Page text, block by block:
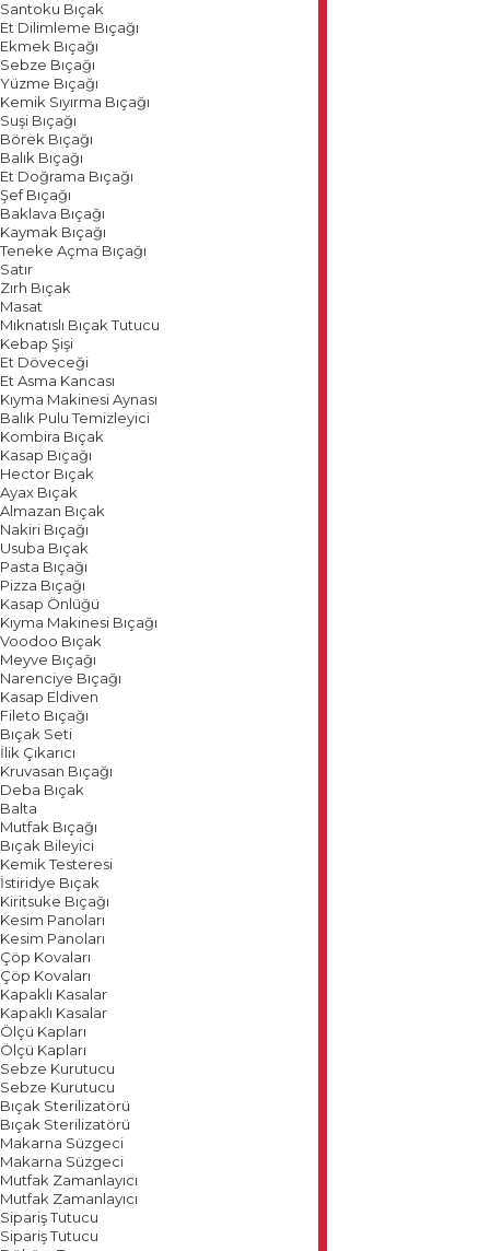
Santoku Bıçak
Et Dilimleme Bıçağı
Ekmek Bıçağı
Sebze Bıçağı
Yüzme Bıçağı
Kemik Sıyırma Bıçağı
Suşi Bıçağı
Börek Bıçağı
Balık Bıçağı
Et Doğrama Bıçağı
Şef Bıçağı
Baklava Bıçağı
Kaymak Bıçağı
Teneke Açma Bıçağı
Satır
Zırh Bıçak
Masat
Mıknatıslı Bıçak Tutucu
Kebap Şişi
Et Döveceği
Et Asma Kancası
Kıyma Makinesi Aynası
Balık Pulu Temizleyici
Kombira Bıçak
Kasap Bıçağı
Hector Bıçak
Ayax Bıçak
Almazan Bıçak
Nakiri Bıçağı
Usuba Bıçak
Pasta Bıçağı
Pizza Bıçağı
Kasap Önlüğü
Kıyma Makinesi Bıçağı
Voodoo Bıçak
Meyve Bıçağı
Narenciye Bıçağı
Kasap Eldiven
Fileto Bıçağı
Bıçak Seti
İlik Çıkarıcı
Kruvasan Bıçağı
Deba Bıçak
Balta
Mutfak Bıçağı
Bıçak Bileyici
Kemik Testeresi
İstiridye Bıçak
Kiritsuke Bıçağı
Kesim Panoları
Kesim Panoları
Çöp Kovaları
Çöp Kovaları
Kapaklı Kasalar
Kapaklı Kasalar
Ölçü Kapları
Ölçü Kapları
Sebze Kurutucu
Sebze Kurutucu
Bıçak Sterilizatörü
Bıçak Sterilizatörü
Makarna Süzgeci
Makarna Süzgeci
Mutfak Zamanlayıcı
Mutfak Zamanlayıcı
Sipariş Tutucu
Sipariş Tutucu